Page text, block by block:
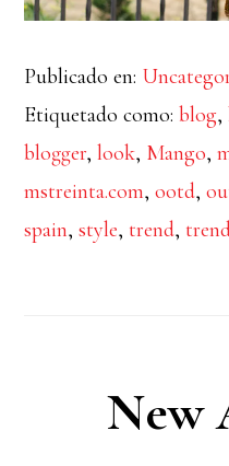
Publicado en:
Etiquetado como:blog,
blogger,look, Mango,
mstreinta.com,ootd,
spain,style, trend,
New